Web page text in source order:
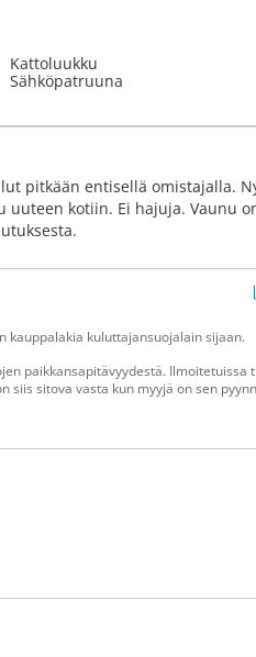
Kattoluukku
Sähköpatruuna
pitkään entisellä omistajalla.
uuteen kotiin. Ei hajuja. Vaunu
kauppalakia kuluttajansuojalain sijaan.
paikkansapitävyydestä. Ilmoitetuissa
sitova vasta kun myyjä on sen